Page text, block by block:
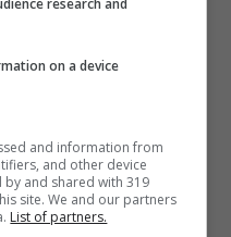
) sono
oltre che
perché i
sono due: velocità
tra i più curati.
research and
on a device
and information from
and other device
by and shared with 319
site. We and our partners
List of partners.